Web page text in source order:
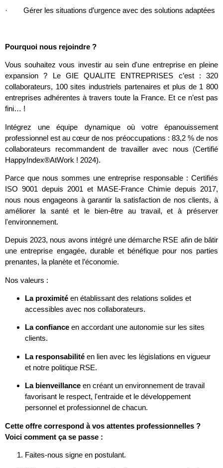
· Gérer les situations d’urgence avec des solutions adaptées
Pourquoi nous rejoindre ?
Vous souhaitez vous investir au sein d'une entreprise en pleine
expansion ? Le GIE QUALITE ENTREPRISES c’est : 320
collaborateurs, 100 sites industriels partenaires et plus de 1 800
entreprises adhérentes à travers toute la France. Et ce n’est pas
fini… !
Intégrez une équipe dynamique où votre épanouissement
professionnel est au cœur de nos préoccupations : 83,2 % de nos
collaborateurs recommandent de travailler avec nous (Certifié
HappyIndex®AtWork ! 2024).
Parce que nous sommes une entreprise responsable : Certifiés
ISO 9001 depuis 2001 et MASE-France Chimie depuis 2017,
nous nous engageons à garantir la satisfaction de nos clients, à
améliorer la santé et le bien-être au travail, et à préserver
l'environnement.
Depuis 2023, nous avons intégré une démarche RSE afin de bâtir
une entreprise engagée, durable et bénéfique pour nos parties
prenantes, la planète et l’économie.
Nos valeurs :
La proximité en établissant des relations solides et
accessibles avec nos collaborateurs.
La confiance en accordant une autonomie sur les sites
clients.
La responsabilité en lien avec les législations en vigueur
et notre politique RSE.
La bienveillance en créant un environnement de travail
favorisant le respect, l'entraide et le développement
personnel et professionnel de chacun.
Cette offre correspond à vos attentes professionnelles ?
Voici comment ça se passe :
Faites-nous signe en postulant.